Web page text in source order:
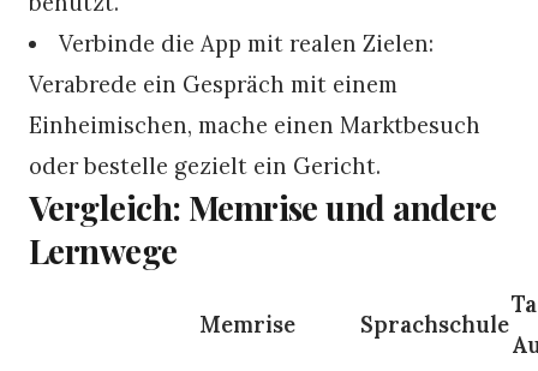
Verbinde die App mit realen Zielen:
Verabrede ein Gespräch mit einem
Einheimischen, mache einen Marktbesuch
oder bestelle gezielt ein Gericht.
Vergleich: Memrise und andere
Lernwege
Memrise Sprachschule